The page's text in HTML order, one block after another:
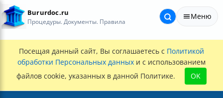
Bururdoc.ru
Процедуры. Документы. Правила
Меню
Посещая данный сайт, Вы соглашаетесь с Политикой
обработки Персональных данных и с использованием
файлов cookie, указанных в данной Политике.
OK